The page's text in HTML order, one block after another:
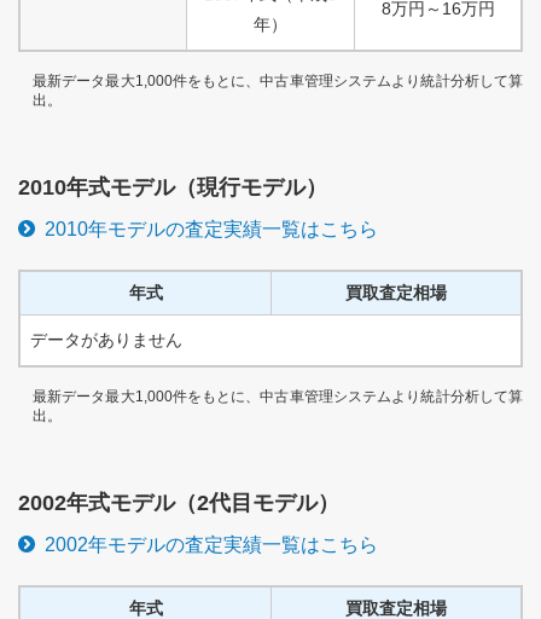
年）
8万円 ～ 16万円
最新データ最大1,000件をもとに、中古車管理システムより統計分析して算
出。
2010年式モデル（現行モデル）
2010年モデルの査定実績一覧はこちら
年式 買取査定相場
データがありません
最新データ最大1,000件をもとに、中古車管理システムより統計分析して算
出。
2002年式モデル（2代目 モデル）
2002年モデルの査定実績一覧はこちら
年式 買取査定相場